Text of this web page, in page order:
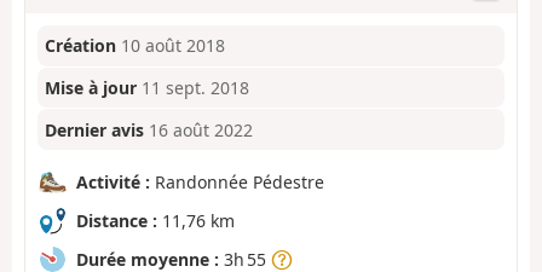
Création 10 août 2018
Mise à jour 11 sept. 2018
Dernier avis 16 août 2022
Activité : Randonnée Pédestre
Distance : 11,76 km
Durée moyenne : 3h 55